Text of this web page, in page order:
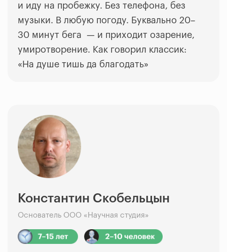
и иду на пробежку. Без телефона, без
музыки. В любую погоду. Буквально 20–
30 минут бега — и приходит озарение,
умиротворение. Как говорил классик:
«На душе тишь да благодать»
Константин Скобельцын
Основатель ООО «Научная студия»